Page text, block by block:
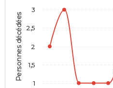
Personnes décédées
1
1,5
2
2,5
3